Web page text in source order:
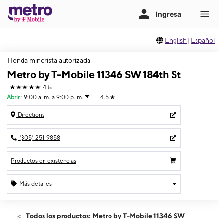
English | Español
TIenda minorista autorizada
Metro by T-Mobile 11346 SW 184th St
★★★★★ 4.5
Abrir : 9:00 a. m. a 9:00 p. m. 4.5 ★
Directions
(305) 251-9858
Productos en existencias
Más detalles
Sábado:9:00 a. m. a 9:00 p. m.
Todos los productos: Metro by T-Mobile 11346 SW